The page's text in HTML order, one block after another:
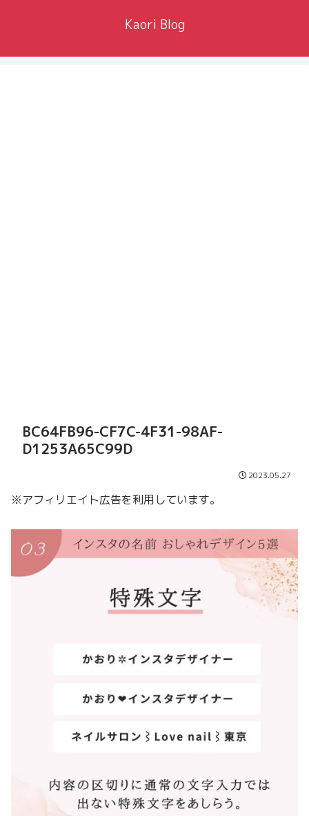
Kaori Blog
BC64FB96-CF7C-4F31-98AF-
D1253A65C99D
2023.05.27
※アフィリエイト広告を利用しています。